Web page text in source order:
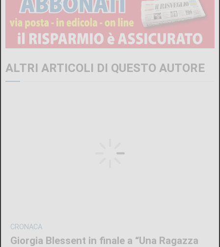
ALTRI ARTICOLI DI QUESTO AUTORE
CRONACA
Giorgia Blessent in finale a “Una Ragazza